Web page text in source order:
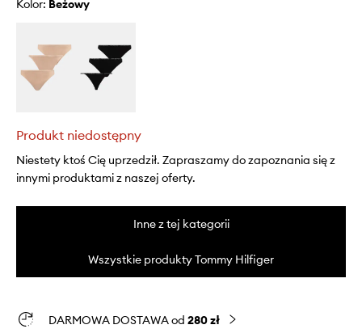
Kolor: beżowy
Produkt niedostępny
Niestety ktoś Cię uprzedził. Zapraszamy do zapoznania się z
innymi produktami z naszej oferty.
Inne z tej kategorii
Wszystkie produkty Tommy Hilfiger
DARMOWA DOSTAWA od 280 zł